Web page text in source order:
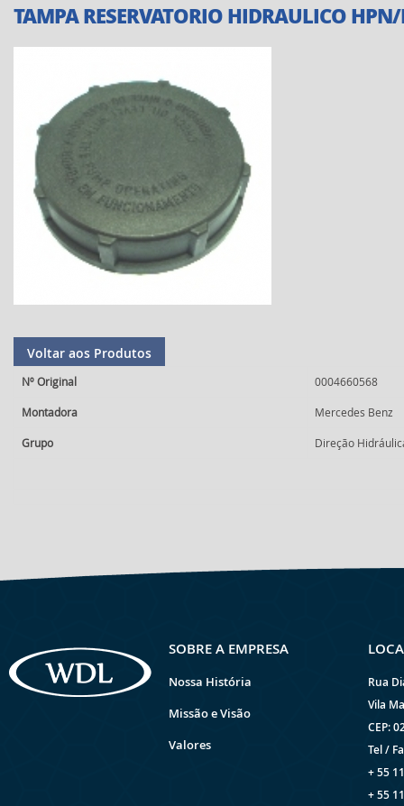
TAMPA RESERVATORIO HIDRAULICO
Voltar aos Produtos
Nº Original 0004660568
Montadora Mercedes Benz
Grupo Direção
SOBRE A EMPRESA
Nossa História
Missão e Visão
Valores
Rua
Vila
CEP:
Tel /
+ 55
+ 55